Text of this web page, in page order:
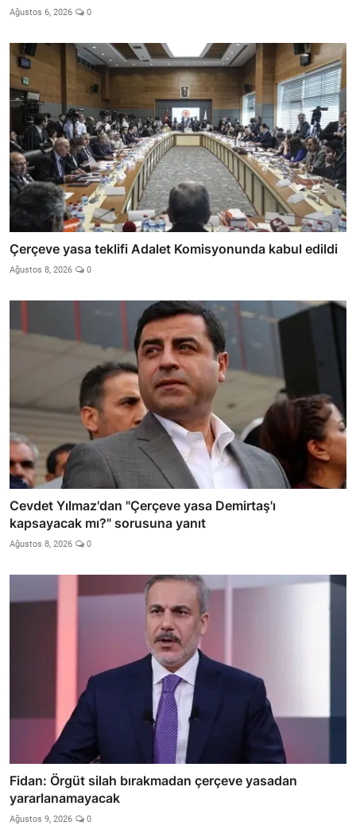
Ağustos 6, 2026 0
Çerçeve yasa teklifi Adalet Komisyonunda kabul edildi
Ağustos 8, 2026 0
Cevdet Yılmaz'dan "Çerçeve yasa Demirtaş'ı
kapsayacak mı?" sorusuna yanıt
Ağustos 8, 2026 0
Fidan: Örgüt silah bırakmadan çerçeve yasadan
yararlanamayacak
Ağustos 9, 2026 0